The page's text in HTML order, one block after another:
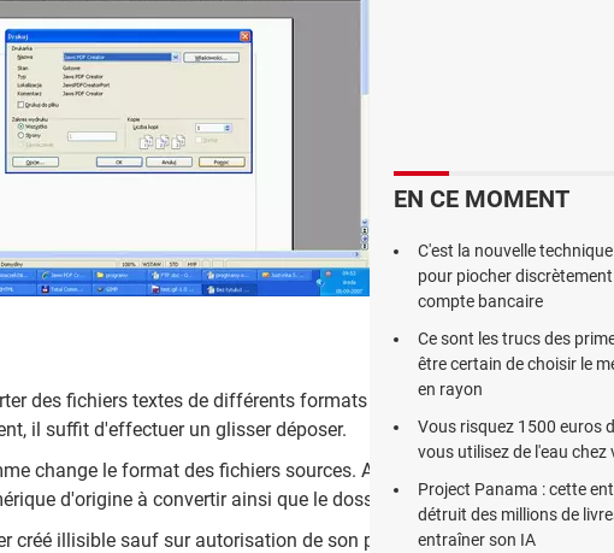
des fichiers textes de différents formats pour ne citer que XLS, PPT
il suffit d'effectuer un glisser déposer.
change le format des fichiers sources. Avant de lancer le processus,
d'origine à convertir ainsi que le dossier de destination.
créé illisible sauf sur autorisation de son propriétaire.gDoc Creator
EN CE MOMENT
C'est la nouvelle
pour piocher
compte bancaire
Ce sont les trucs des
être certain de choisir le
en rayon
Vous risquez 1500 euros
vous utilisez de l'eau chez
Project Panama : cette
détruit des millions de
entraîner son IA